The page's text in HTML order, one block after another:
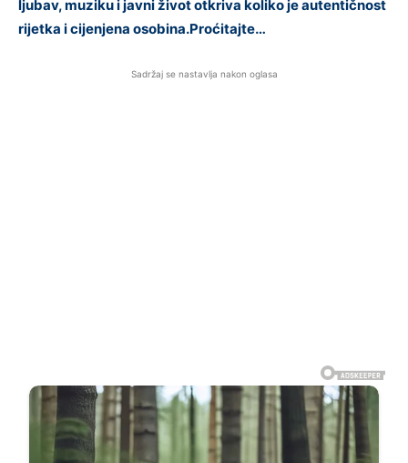
ljubav, muziku i javni život otkriva koliko je autentičnost
rijetka i cijenjena osobina.Proćitajte…
Sadržaj se nastavlja nakon oglasa